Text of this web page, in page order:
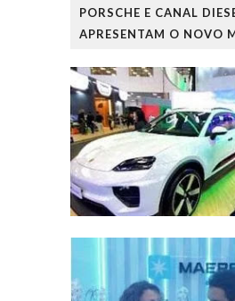
PORSCHE E CANAL
APRESENTAM O NOVO